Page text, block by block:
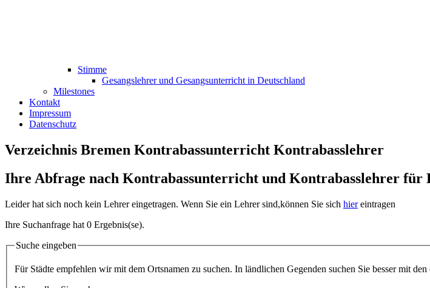
Stimme
Gesangslehrer und Gesangsunterricht in Deutschland
Milestones
Kontakt
Impressum
Datenschutz
Verzeichnis Bremen Kontrabassunterricht Kontrabasslehrer
Ihre Abfrage nach Kontrabassunterricht und Kontrabasslehrer für
Leider hat sich noch kein Lehrer eingetragen. Wenn Sie ein Lehrer sind,können Sie sich hiereintragen
Ihre Suchanfrage hat 0 Ergebnis(se).
Suche eingeben
Für Städte empfehlen wir mit dem Ortsnamen zu suchen. In ländlichen Gegenden suchen Sie besser mit